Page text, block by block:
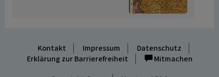
Kontakt Impressum
Datenschutz
Erklärung zur Barrierefreiheit
Mitmachen